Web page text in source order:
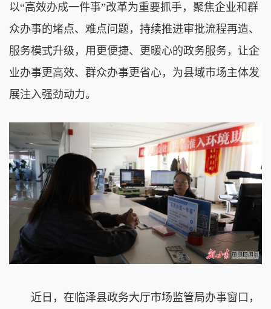
以“高效办成一件事”改革为重要抓手，聚焦企业和群
众办事的堵点、难点问题，持续推进审批流程再造、
服务模式升级，用更便捷、更暖心的政务服务，让企
业办事更高效、群众办事更省心，为县域市场主体发
展注入强劲动力。
近日，在临泽县政务大厅市场监管局办事窗口，